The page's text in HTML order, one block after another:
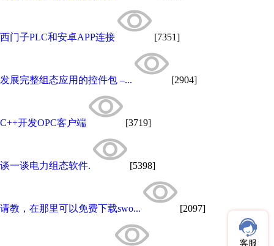
西门子PLC和安卓APP连接 [7351]
发展完整组态应用的控件包 –... [2904]
C++开发OPC客户端 [3719]
谈一谈电力组态软件. [5398]
请教，在那里可以免费下载swo... [2097]
客服